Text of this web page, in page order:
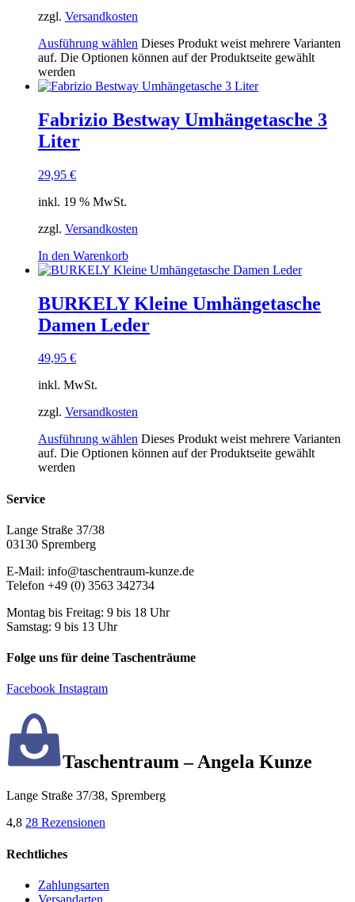
zzgl. Versandkosten
Ausführung wählen Dieses Produkt weist mehrere Varianten
auf. Die Optionen können auf der Produktseite gewählt
werden
Fabrizio Bestway Umhängetasche 3
Liter
29,95 €
inkl. 19 % MwSt.
zzgl. Versandkosten
In den Warenkorb
BURKELY Kleine Umhängetasche
Damen Leder
49,95 €
inkl. MwSt.
zzgl. Versandkosten
Ausführung wählen Dieses Produkt weist mehrere Varianten
auf. Die Optionen können auf der Produktseite gewählt
werden
Service
Lange Straße 37/38
03130 Spremberg
E-Mail: info@taschentraum-kunze.de
Telefon +49 (0) 3563 342734
Montag bis Freitag: 9 bis 18 Uhr
Samstag: 9 bis 13 Uhr
Folge uns für deine Taschenträume
Facebook Instagram
Taschentraum – Angela Kunze
Lange Straße 37/38, Spremberg
4,8 28 Rezensionen
Rechtliches
Zahlungsarten
Versandarten